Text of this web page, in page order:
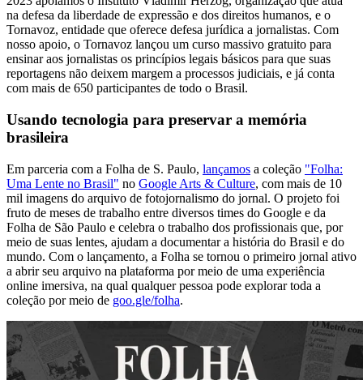
na defesa da liberdade de expressão e dos direitos humanos, e o
Tornavoz, entidade que oferece defesa jurídica a jornalistas. Com
nosso apoio, o Tornavoz lançou um curso massivo gratuito para
ensinar aos jornalistas os princípios legais básicos para que suas
reportagens não deixem margem a processos judiciais, e já conta
com mais de 650 participantes de todo o Brasil.
Usando tecnologia para preservar a memória
brasileira
Em parceria com a Folha de S. Paulo, lançamos a coleção "Folha:
Uma Lente no Brasil" no Google Arts & Culture, com mais de 10
mil imagens do arquivo de fotojornalismo do jornal. O projeto foi
fruto de meses de trabalho entre diversos times do Google e da
Folha de São Paulo e celebra o trabalho dos profissionais que, por
meio de suas lentes, ajudam a documentar a história do Brasil e do
mundo. Com o lançamento, a Folha se tornou o primeiro jornal ativo
a abrir seu arquivo na plataforma por meio de uma experiência
online imersiva, na qual qualquer pessoa pode explorar toda a
coleção por meio de goo.gle/folha.